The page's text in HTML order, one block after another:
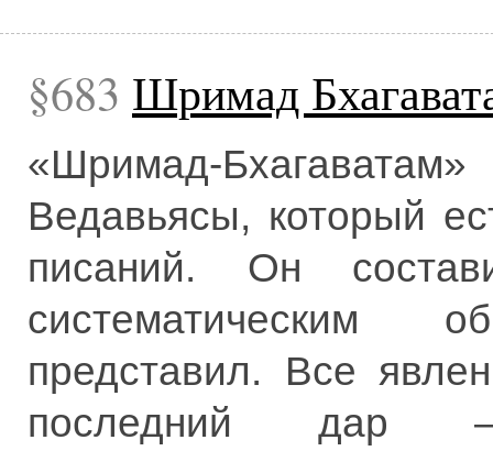
683 Шримад
«Шримад-
Ведавьясы, который
писаний. Он
систематическим
представил. Все
последний дар —